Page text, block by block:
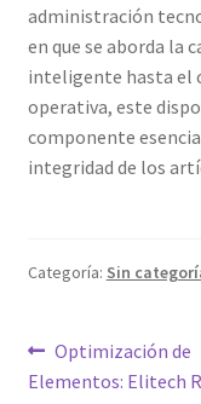
administración
en que se aborda la
inteligente hasta el
operativa, este
componente
integridad de los
Categoría: Sin
Navegación
Entrada
anterior:
Optimización de
Elementos: Elitech